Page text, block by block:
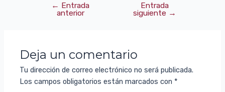
← Entrada
anterior
Entrada
siguiente →
Deja un comentario
Tu dirección de correo electrónico no será publicada.
Los campos obligatorios están marcados con *